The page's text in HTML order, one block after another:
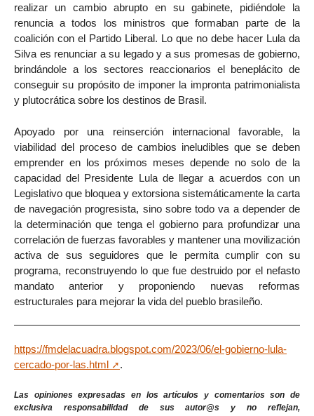
realizar un cambio abrupto en su gabinete, pidiéndole la
renuncia a todos los ministros que formaban parte de la
coalición con el Partido Liberal. Lo que no debe hacer Lula da
Silva es renunciar a su legado y a sus promesas de gobierno,
brindándole a los sectores reaccionarios el beneplácito de
conseguir su propósito de imponer la impronta patrimonialista
y plutocrática sobre los destinos de Brasil.
Apoyado por una reinserción internacional favorable, la
viabilidad del proceso de cambios ineludibles que se deben
emprender en los próximos meses depende no solo de la
capacidad del Presidente Lula de llegar a acuerdos con un
Legislativo que bloquea y extorsiona sistemáticamente la carta
de navegación progresista, sino sobre todo va a depender de
la determinación que tenga el gobierno para profundizar una
correlación de fuerzas favorables y mantener una movilización
activa de sus seguidores que le permita cumplir con su
programa, reconstruyendo lo que fue destruido por el nefasto
mandato anterior y proponiendo nuevas reformas
estructurales para mejorar la vida del pueblo brasileño.
https://fmdelacuadra.blogspot.com/2023/06/el-gobierno-lula-
cercado-por-las.html
.
Las opiniones expresadas en los artículos y comentarios son de
exclusiva responsabilidad de sus autor@s y no reflejan,